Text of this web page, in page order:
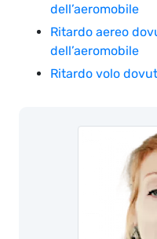
dell’aeromobile
Ritardo aereo
dell’aeromobile
Ritardo volo